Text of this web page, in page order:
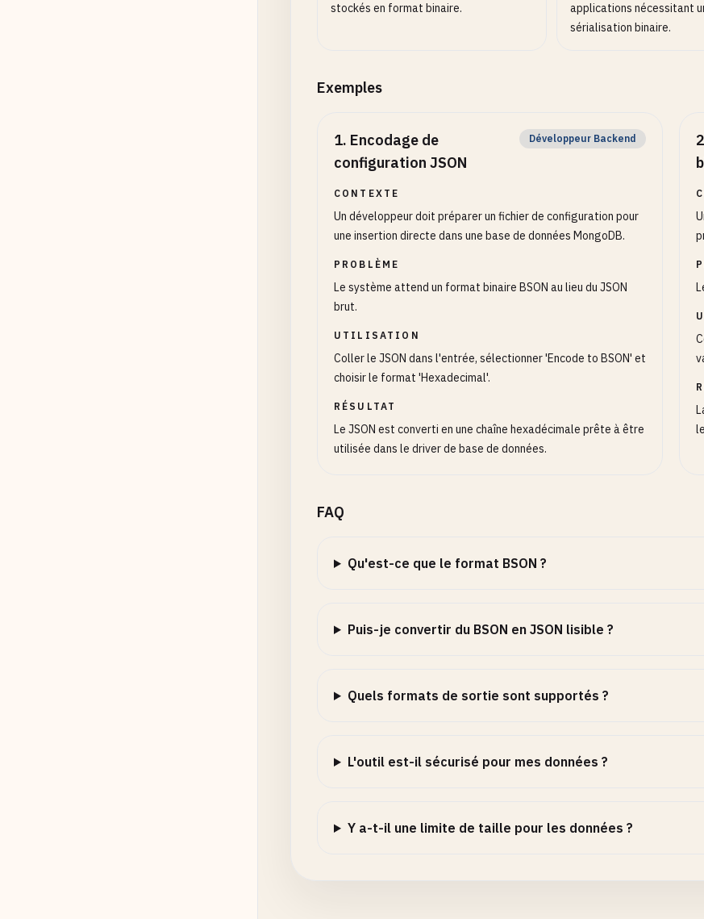
stockés en format binaire.
applications nécessitant
sérialisation binaire.
Exemples
1. Encodage de
configuration JSON
Développeur Backend
CONTEXTE
Un développeur doit préparer un fichier de configuration pour
une insertion directe dans une base de données MongoDB.
PROBLÈME
Le système attend un format binaire BSON au lieu du JSON
brut.
UTILISATION
Coller le JSON dans l'entrée, sélectionner 'Encode to BSON' et
choisir le format 'Hexadecimal'.
RÉSULTAT
Le JSON est converti en une chaîne hexadécimale prête à être
utilisée dans le driver de base de données.
2
FAQ
Qu'est-ce que le format BSON ?
Puis-je convertir du BSON en JSON lisible ?
Quels formats de sortie sont supportés ?
L'outil est-il sécurisé pour mes données ?
Y a-t-il une limite de taille pour les données ?